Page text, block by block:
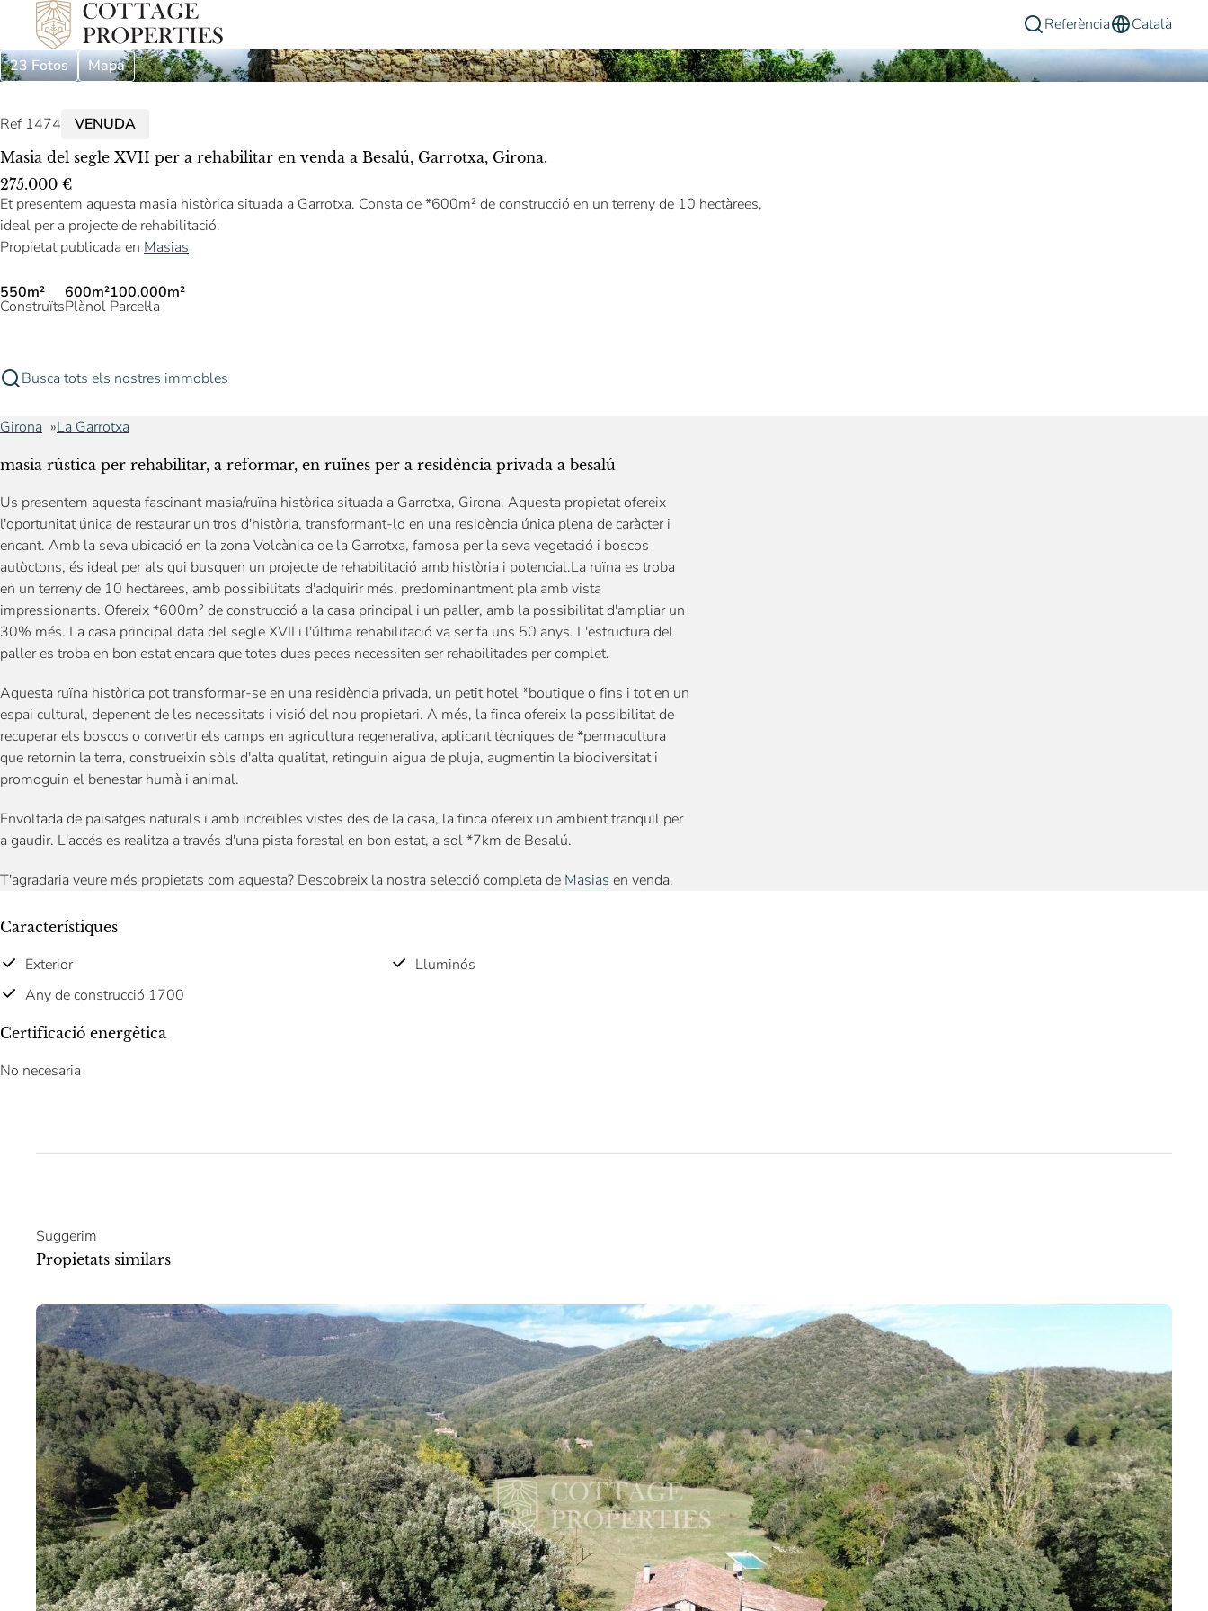
Referència Català
23 Fotos Mapa
Ref 1474 VENUDA
Masia del segle XVII per a rehabilitar en venda a Besalú, Garrotxa, Girona.
275.000 €
Et presentem aquesta masia històrica situada a Garrotxa. Consta de *600m² de construcció en un terreny de 10 hectàrees,
ideal per a projecte de rehabilitació.
Propietat publicada en Masias
550m²
Construïts
600m²
Plànol
100.000m²
Parcel·la
Busca tots els nostres immobles
Girona La Garrotxa
masia rústica per rehabilitar, a reformar, en ruïnes per a residència privada a besalú
Us presentem aquesta fascinant masia/ruïna històrica situada a Garrotxa, Girona. Aquesta propietat ofereix
l'oportunitat única de restaurar un tros d'història, transformant-lo en una residència única plena de caràcter i
encant. Amb la seva ubicació en la zona Volcànica de la Garrotxa, famosa per la seva vegetació i boscos
autòctons, és ideal per als qui busquen un projecte de rehabilitació amb història i potencial.La ruïna es troba
en un terreny de 10 hectàrees, amb possibilitats d'adquirir més, predominantment pla amb vista
impressionants. Ofereix *600m² de construcció a la casa principal i un paller, amb la possibilitat d'ampliar un
30% més. La casa principal data del segle XVII i l'última rehabilitació va ser fa uns 50 anys. L'estructura del
paller es troba en bon estat encara que totes dues peces necessiten ser rehabilitades per complet.
Aquesta ruïna històrica pot transformar-se en una residència privada, un petit hotel *boutique o fins i tot en un
espai cultural, depenent de les necessitats i visió del nou propietari. A més, la finca ofereix la possibilitat de
recuperar els boscos o convertir els camps en agricultura regenerativa, aplicant tècniques de *permacultura
que retornin la terra, construeixin sòls d'alta qualitat, retinguin aigua de pluja, augmentin la biodiversitat i
promoguin el benestar humà i animal.
Envoltada de paisatges naturals i amb increïbles vistes des de la casa, la finca ofereix un ambient tranquil per
a gaudir. L'accés es realitza a través d'una pista forestal en bon estat, a sol *7km de Besalú.
T'agradaria veure més propietats com aquesta? Descobreix la nostra selecció completa de Masias en venda.
Característiques
Exterior
Lluminós
Any de construcció 1700
Certificació energètica
No necesaria
Suggerim
Propietats similars